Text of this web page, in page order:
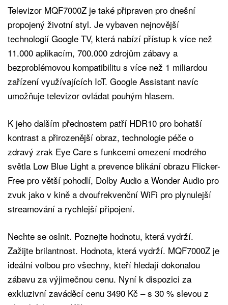
Televizor MQF7000Z je také připraven pro dnešní
propojený životní styl. Je vybaven nejnovější
technologií Google TV, která nabízí přístup k více než
11.000 aplikacím, 700.000 zdrojům zábavy a
bezproblémovou kompatibilitu s více než 1 miliardou
zařízení využívajících IoT. Google Assistant navíc
umožňuje televizor ovládat pouhým hlasem.
K jeho dalším přednostem patří HDR10 pro bohatší
kontrast a přirozenější obraz, technologie péče o
zdravý zrak Eye Care s funkcemi omezení modrého
světla Low Blue Light a prevence blikání obrazu Flicker-
Free pro větší pohodlí, Dolby Audio a Wonder Audio pro
zvuk jako v kině a dvoufrekvenční WiFi pro plynulejší
streamování a rychlejší připojení.
Nechte se oslnit. Poznejte hodnotu, která vydrží.
Zažijte brilantnost. Hodnota, která vydrží. MQF7000Z je
ideální volbou pro všechny, kteří hledají dokonalou
zábavu za výjimečnou cenu. Nyní k dispozici za
exkluzivní zaváděcí cenu 3490 Kč – s 30 % slevou z